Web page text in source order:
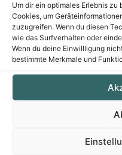
Um dir ein optimales Erlebnis
Cookies, um
zuzugreifen. Wenn du diesen
wie das Surfverhalten oder
Wenn du deine Einwillligung
bestimmte Merkmale und